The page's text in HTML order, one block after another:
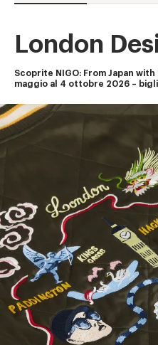
London
Scoprite NIGO: From Japan with
maggio al 4 ottobre 2026 –